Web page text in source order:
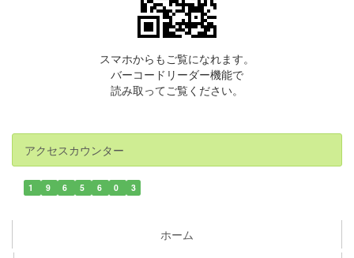
スマホからもご覧になれます。
バーコードリーダー機能で
読み取ってご覧ください。
アクセスカウンター
1 9 6 5 6 0 3
ホーム